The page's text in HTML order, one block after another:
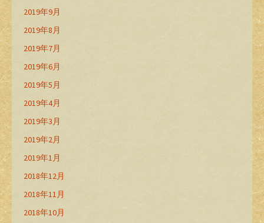
2019年9月
2019年8月
2019年7月
2019年6月
2019年5月
2019年4月
2019年3月
2019年2月
2019年1月
2018年12月
2018年11月
2018年10月